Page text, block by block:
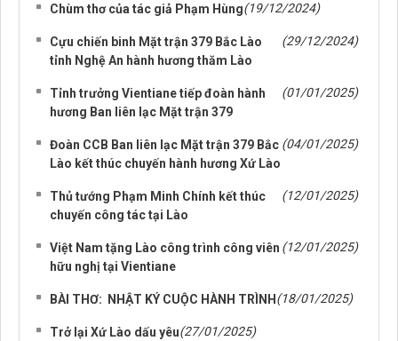
Chùm thơ của tác giả Phạm Hùng(19/12/2024)
Cựu chiến binh Mặt trận 379 Bắc Lào
tỉnh Nghệ An hành hương thăm Lào
(29/12/2024)
Tỉnh trưởng Vientiane tiếp đoàn hành
hương Ban liên lạc Mặt trận 379
(01/01/2025)
Đoàn CCB Ban liên lạc Mặt trận 379 Bắc
Lào kết thúc chuyến hành hương Xứ Lào
(04/01/2025)
Thủ tướng Phạm Minh Chính kết thúc
chuyến công tác tại Lào
(12/01/2025)
Việt Nam tặng Lào công trình công viên
hữu nghị tại Vientiane
(12/01/2025)
BÀI THƠ: NHẬT KÝ CUỘC HÀNH TRÌNH (18/01/2025)
Trở lại Xứ Lào dấu yêu(27/01/2025)